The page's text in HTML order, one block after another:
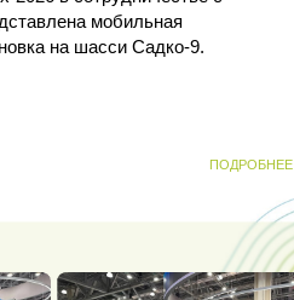
мобильная
на шасси Садко-9.
ПОДРОБНЕЕ